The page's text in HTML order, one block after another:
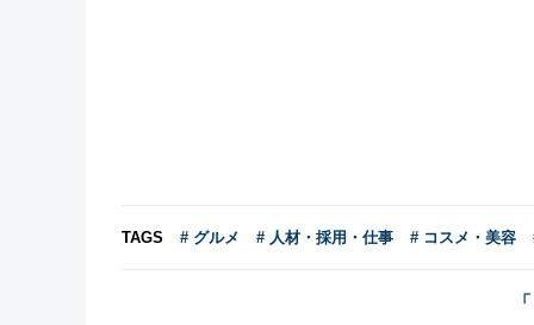
TAGS # グルメ # 人材・採用・仕事 # コスメ・美容